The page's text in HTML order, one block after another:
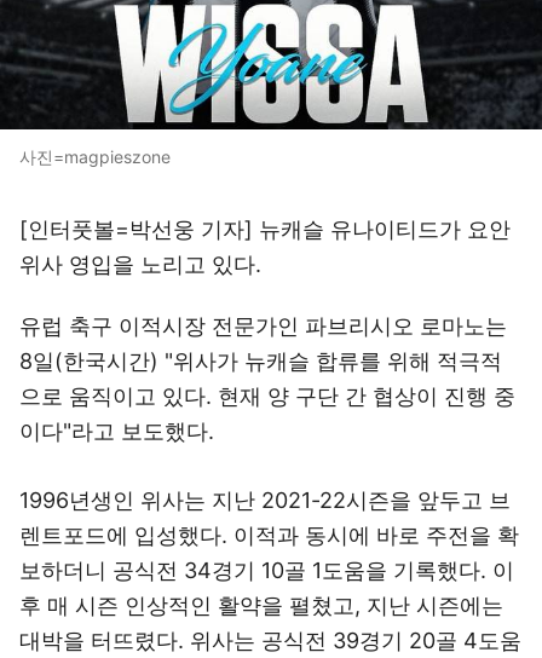
사진=magpieszone
[인터풋볼=박선웅 기자] 뉴캐슬 유나이티드가 요안
위사 영입을 노리고 있다.
유럽 축구 이적시장 전문가인 파브리시오 로마노는
8일(한국시간) "위사가 뉴캐슬 합류를 위해 적극적
으로 움직이고 있다. 현재 양 구단 간 협상이 진행 중
이다"라고 보도했다.
1996년생인 위사는 지난 2021-22시즌을 앞두고 브
렌트포드에 입성했다. 이적과 동시에 바로 주전을 확
보하더니 공식전 34경기 10골 1도움을 기록했다. 이
후 매 시즌 인상적인 활약을 펼쳤고, 지난 시즌에는
대박을 터뜨렸다. 위사는 공식전 39경기 20골 4도움